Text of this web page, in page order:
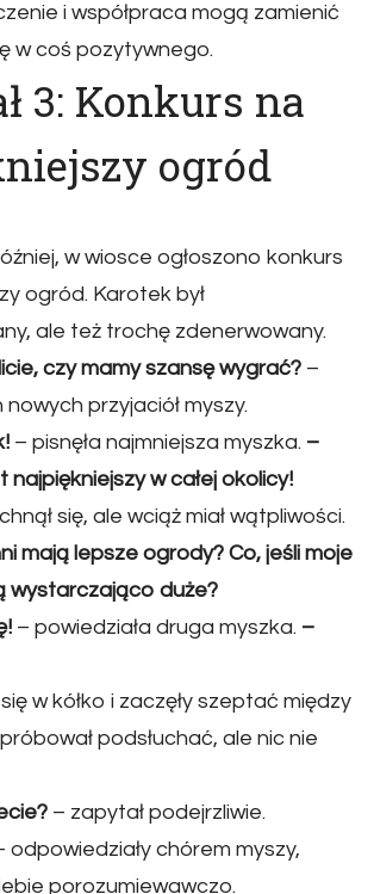
i współpraca mogą zamienić
w coś pozytywnego.
3: Konkurs na
ogród
w wiosce ogłoszono konkurs
ogród. Karotek był
ale też trochę zdenerwowany.
czy mamy szansę wygrać? –
przyjaciół myszy.
– pisnęła najmniejsza myszka. –
najpiękniejszy w całej okolicy!
się, ale wciąż miał wątpliwości.
mają lepsze ogrody? Co, jeśli moje
wystarczająco duże?
– powiedziała druga myszka. –
w kółko i zaczęły szeptać między
podsłuchać, ale nic nie
– zapytał podejrzliwie.
odpowiedziały chórem myszy,
porozumiewawczo.